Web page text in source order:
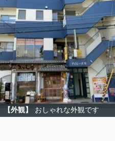
【外観】 おしゃれな外観です